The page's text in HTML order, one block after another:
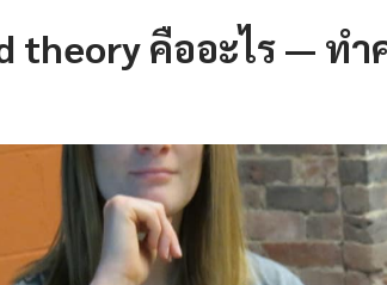
theory คืออะไร — ทำ